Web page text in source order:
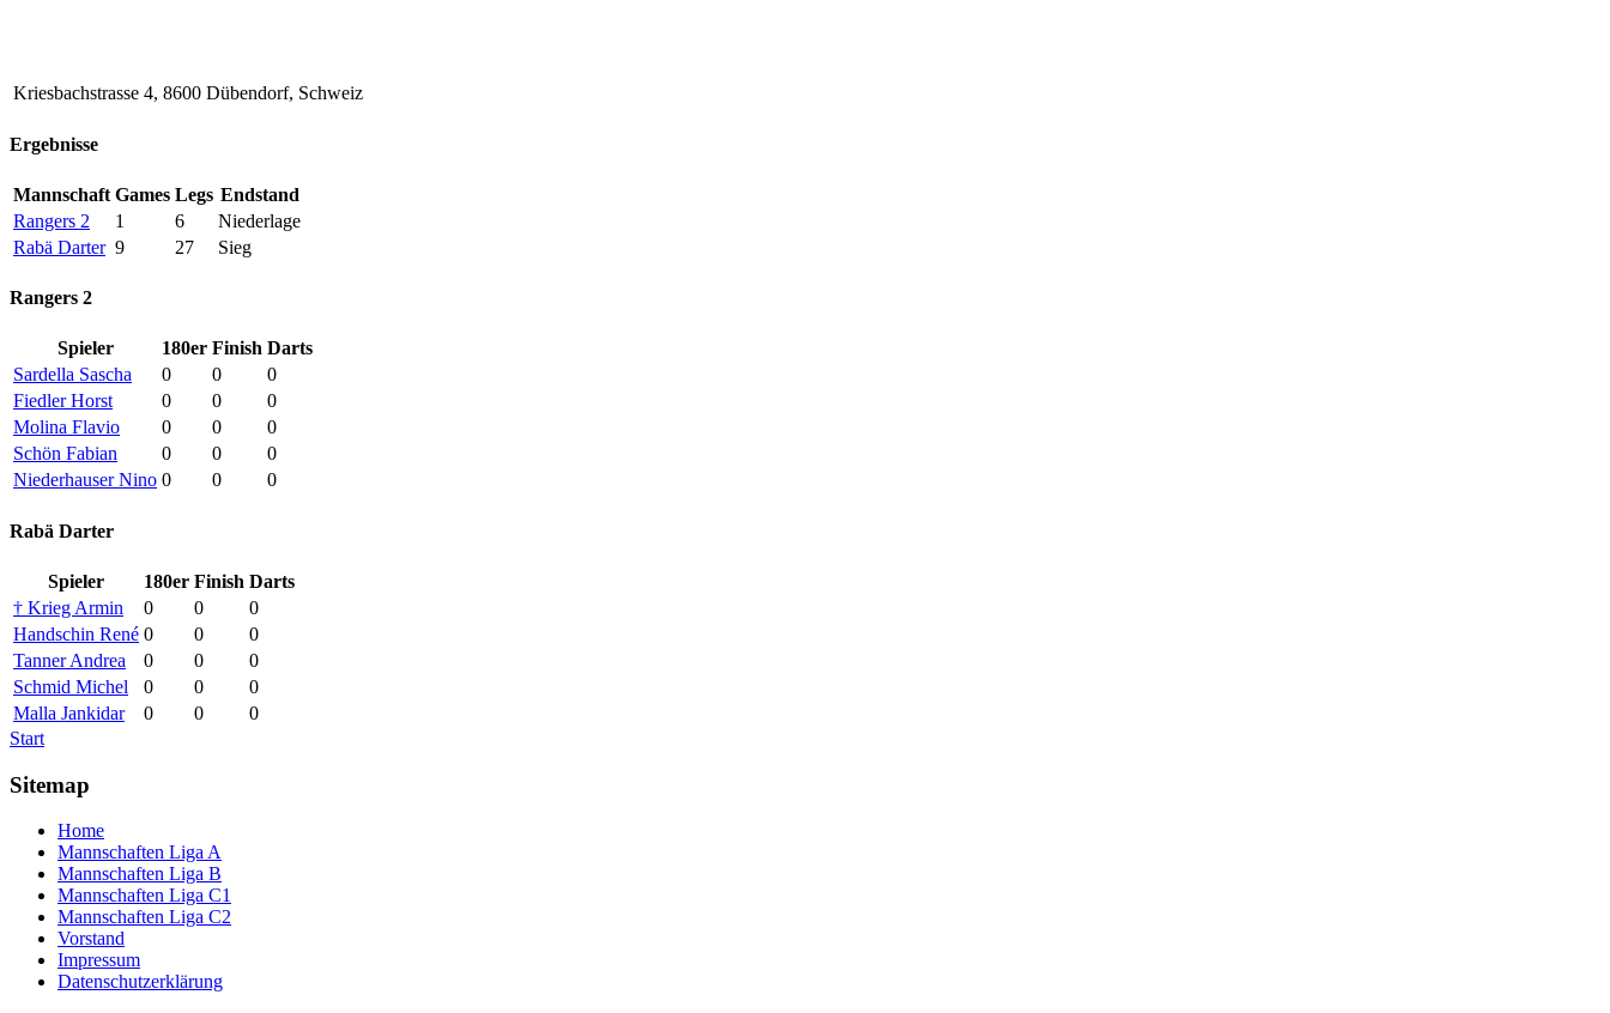
Kriesbachstrasse 4, 8600 Dübendorf, Schweiz
Ergebnisse
Mannschaft Games Legs Endstand
Rangers 2
1 6
Niederlage
Rabä Darter 9 27 Sieg
Rangers 2
Spieler 180er Finish Darts
Sardella Sascha
0 0
0
Fiedler Horst
0 0
0
Molina Flavio
0 0
0
Schön Fabian
0 0
0
Niederhauser Nino 0 0 0
Rabä Darter
Spieler 180er Finish Darts
† Krieg Armin
0 0
0
Handschin René 0 0
0
Tanner Andrea
0 0
0
Schmid Michel
0 0
0
Malla Jankidar
0 0
0
Start
Sitemap
Home
Mannschaften Liga A
Mannschaften Liga B
Mannschaften Liga C1
Mannschaften Liga C2
Vorstand
Impressum
Datenschutzerklärung